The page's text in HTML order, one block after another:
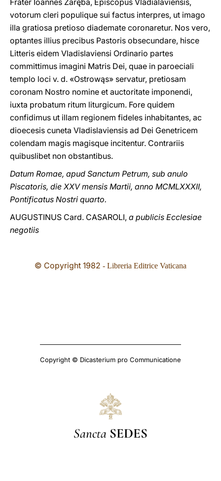
Frater Ioannes Zaręba, Episcopus Vladialaviensis,
votorum cleri populique sui factus interpres, ut imago
illa gratiosa pretioso diademate coronaretur. Nos vero,
optantes illius precibus Pastoris obsecundare, hisce
Litteris eidem Vladislaviensi Ordinario partes
committimus imagini Matris Dei, quae in paroeciali
templo loci v. d. «Ostrowąs» servatur, pretiosam
coronam Nostro nomine et auctoritate imponendi,
iuxta probatum ritum liturgicum. Fore quidem
confidimus ut illam regionem fideles inhabitantes, ac
dioecesis cuneta Vladislaviensis ad Dei Genetricem
colendam magis magisque incitentur. Contrariis
quibuslibet non obstantibus.
Datum Romae, apud Sanctum Petrum, sub anulo
Piscatoris, die XXV mensis Martii, anno MCMLXXXII,
Pontificatus Nostri quarto.
AUGUSTINUS Card. CASAROLI, a publicis Ecclesiae
negotiis
© Copyright 1982 - Libreria Editrice Vaticana
Copyright © Dicasterium pro Communicatione
Sancta SEDES